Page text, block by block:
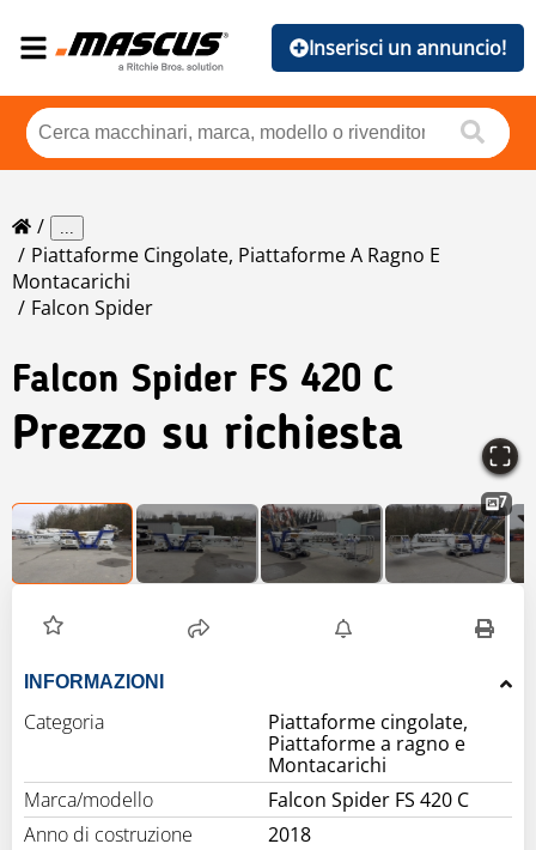
Inserisci un annuncio!
...
Piattaforme Cingolate, Piattaforme A Ragno E
Montacarichi
Falcon Spider
Falcon Spider FS 420 C
Prezzo su richiesta
7
INFORMAZIONI
Categoria
Piattaforme cingolate,
Piattaforme a ragno e
Montacarichi
Marca/modello
Falcon Spider FS 420 C
Anno di costruzione
2018